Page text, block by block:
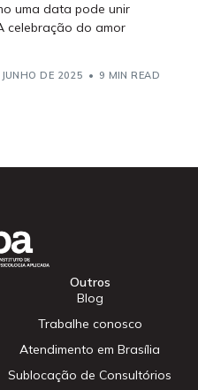
uma data pode unir
celebração do amor
DE 2025 9 MIN READ
Outros
Blog
Trabalhe conosco
Atendimento em Brasília
Sublocação de Consultórios